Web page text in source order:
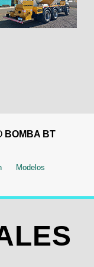
BOMBA BT
Modelos